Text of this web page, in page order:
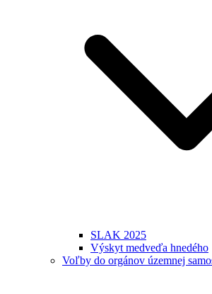
SLAK 2025
Výskyt medveďa hnedého
Voľby do orgánov územnej